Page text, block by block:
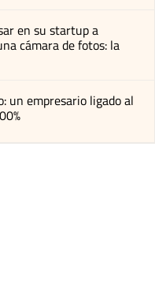
en su startup a
cámara de fotos: la
un empresario ligado al